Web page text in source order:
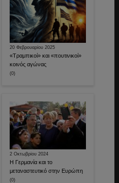
20 Φεβρουαρίου 2025
«Τραμπικοί» και «πουτινικοί»
κοινός αγώνας
(0)
2 Οκτωβρίου 2024
Η Γερμανία και το
μεταναστευτικό στην Ευρώπη
(0)